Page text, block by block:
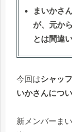
まいかさ
が、元か
とは間違
今回はシャッ
いかさんにつ
新メンバーま